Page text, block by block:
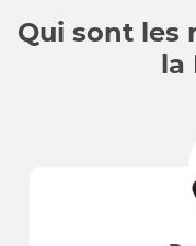
Qui sont les
la